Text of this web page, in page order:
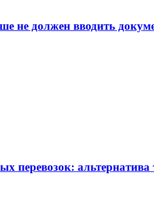
не должен вводить
перевозок: